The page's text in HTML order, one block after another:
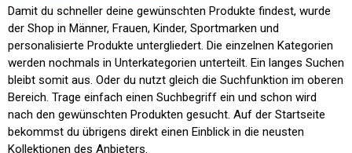
Damit du schneller deine gewünschten Produkte findest, wurde
der Shop in Männer, Frauen, Kinder, Sportmarken und
personalisierte Produkte untergliedert. Die einzelnen Kategorien
werden nochmals in Unterkategorien unterteilt. Ein langes Suchen
bleibt somit aus. Oder du nutzt gleich die Suchfunktion im oberen
Bereich. Trage einfach einen Suchbegriff ein und schon wird
nach den gewünschten Produkten gesucht. Auf der Startseite
bekommst du übrigens direkt einen Einblick in die neusten
Kollektionen des Anbieters.